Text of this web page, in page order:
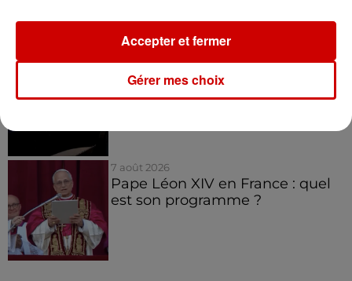
8 août 2026
Cambriolages : plus de 18 000
logements visités en juillet 2026,
7 août 2026
Pape Léon XIV en France : quel
est son programme ?
Gérer mes choix
Accepter et fermer